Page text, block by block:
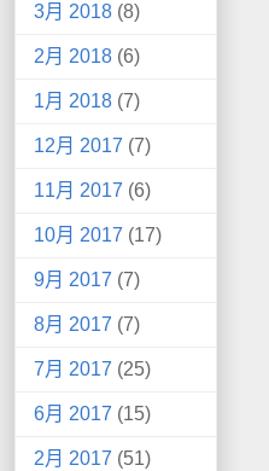
3月 2018 (8)
2月 2018 (6)
1月 2018 (7)
12月 2017 (7)
11月 2017 (6)
10月 2017 (17)
9月 2017 (7)
8月 2017 (7)
7月 2017 (25)
6月 2017 (15)
2月 2017 (51)